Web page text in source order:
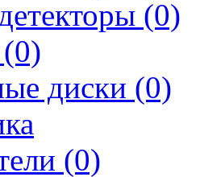
(0)
диски (0)
(0)